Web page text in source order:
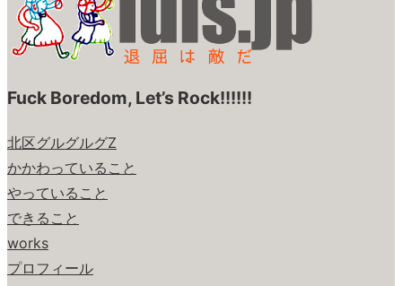
Fuck Boredom, Let’s Rock!!!!!!
北区グルグルグZ
かかわっていること
やっていること
できること
works
プロフィール